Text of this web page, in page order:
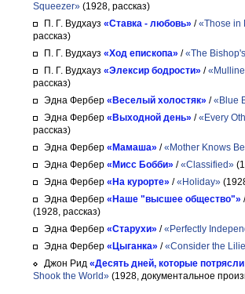
Squeezer» (1928, рассказ)
П. Г. Вудхауз «Ставка - любовь» /«Those in
рассказ)
П. Г. Вудхауз «Ход епископа» /«The
П. Г. Вудхауз «Элексир бодрости» /
рассказ)
Эдна Фербер «Веселый холостяк» /«Blue
Эдна Фербер «Выходной день» /«Every
рассказ)
Эдна Фербер «Мамаша» /«Mother Knows
Эдна Фербер «Мисс Бобби» /«Classified»
Эдна Фербер «На курорте» /«Holiday»
Эдна Фербер «Наше "высшее общество"»
(1928, рассказ)
Эдна Фербер «Старухи» /«Perfectly
Эдна Фербер «Цыганка» /«Consider the
Джон Рид «Десять дней, которые
Shook the World» (1928, документальное